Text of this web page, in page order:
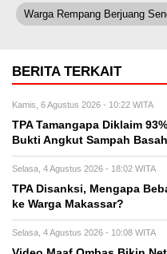
Warga Rempang Berjuang
BERITA TERKAIT
Kamis, 6 Agustus 2026 - 10:22 WITA
TPA Tamangapa Diklaim
Bukti Angkut Sampah Basah
Selasa, 4 Agustus 2026 - 18:02 WITA
TPA Disanksi, Mengapa
ke Warga Makassar?
Selasa, 4 Agustus 2026 - 10:08 WITA